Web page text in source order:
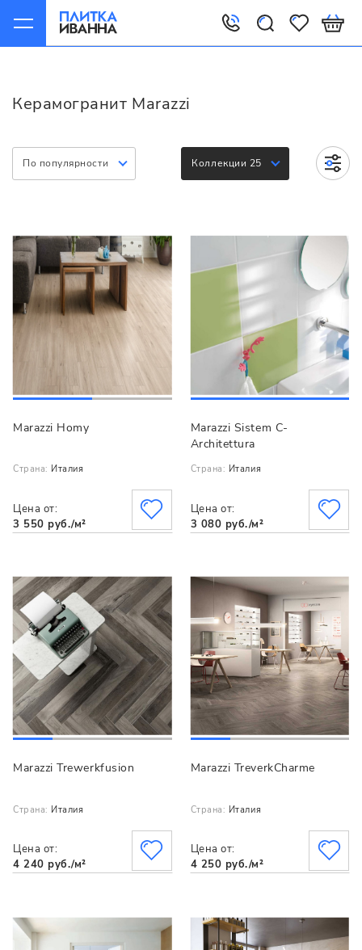
Керамогранит Marazzi
По популярности Коллекции 25
Marazzi Homy
Страна: Италия
Цена от:
3 550 руб./м²
Marazzi Sistem C-
Architettura
Страна: Италия
Цена от:
3 080 руб./м²
Marazzi Trewerkfusion
Страна: Италия
Цена от:
4 240 руб./м²
Marazzi TreverkCharme
Страна: Италия
Цена от:
4 250 руб./м²